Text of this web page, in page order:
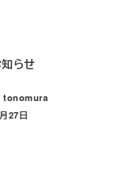
らせ
tonomura
27日